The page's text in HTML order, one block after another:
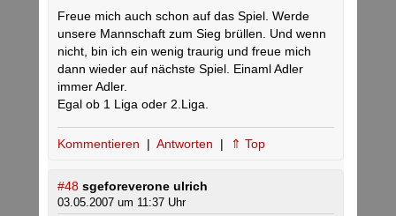
Freue mich auch schon auf das Spiel. Werde
unsere Mannschaft zum Sieg brüllen. Und wenn
nicht, bin ich ein wenig traurig und freue mich
dann wieder auf nächste Spiel. Einaml Adler
immer Adler.
Egal ob 1 Liga oder 2.Liga.
Kommentieren | Antworten | ⇑ Top
#48 sgeforeverone ulrich
03.05.2007 um 11:37 Uhr